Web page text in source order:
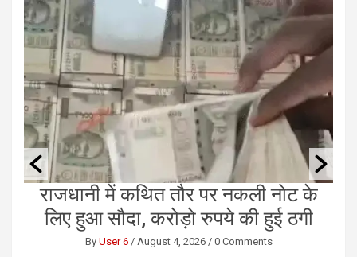
राजधानी में कथित तौर पर नकली नोट के
लिए हुआ सौदा, करोड़ो रुपये की हुई ठगी
By User 6/ August 4, 2026/ 0 Comments